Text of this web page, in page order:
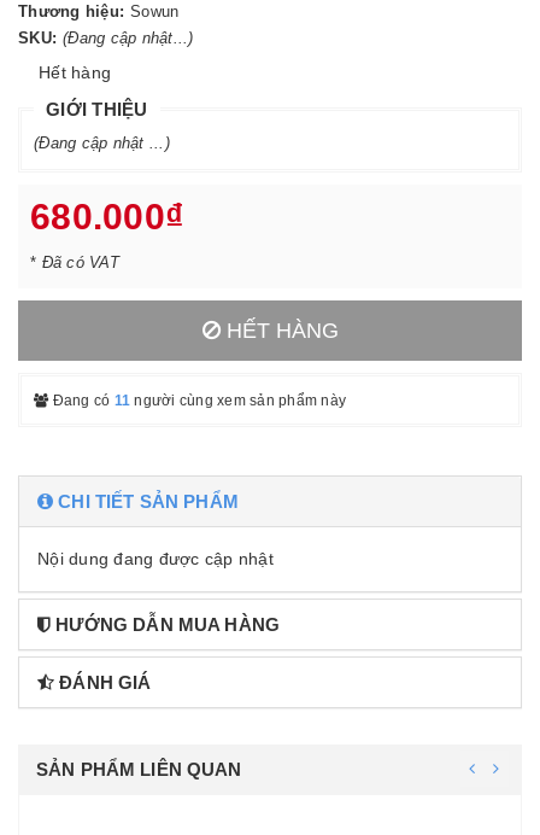
Thương hiệu: Sowun
SKU: (Đang cập nhật...)
Hết hàng
GIỚI THIỆU
(Đang cập nhật ...)
680.000₫
* Đã có VAT
HẾT HÀNG
Đang có 11 người cùng xem sản phẩm này
CHI TIẾT SẢN PHẨM
Nội dung đang được cập nhật
HƯỚNG DẪN MUA HÀNG
ĐÁNH GIÁ
SẢN PHẨM LIÊN QUAN